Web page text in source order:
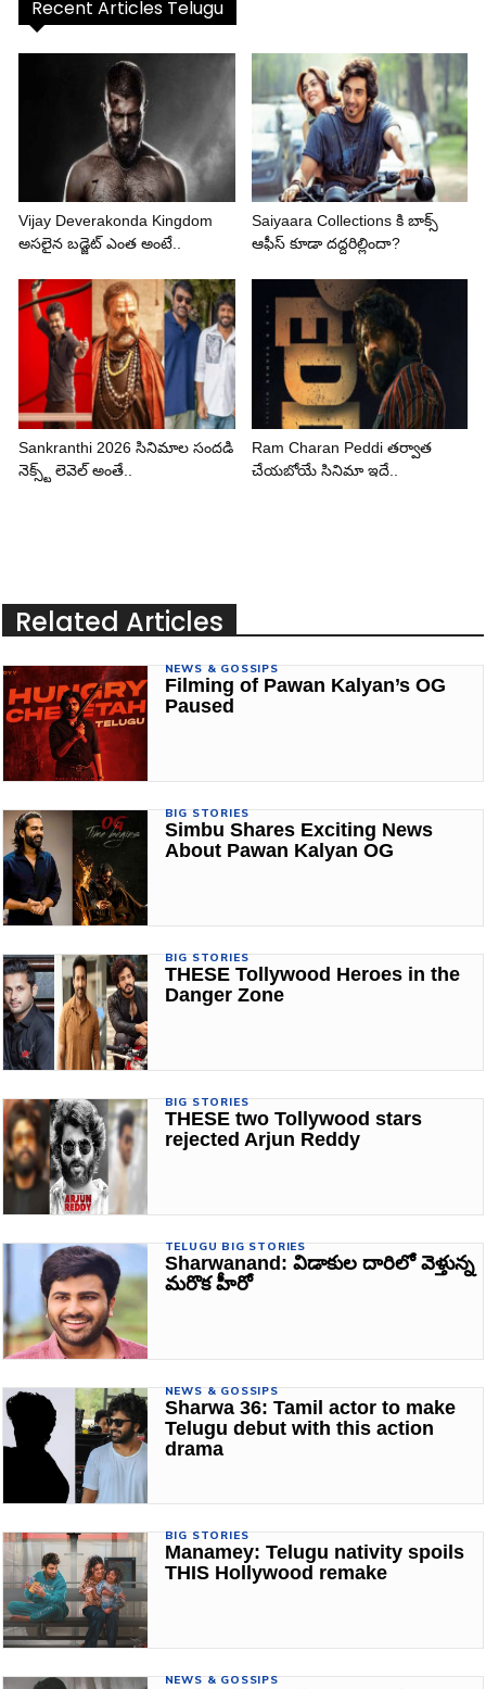
Recent Articles Telugu
Vijay Deverakonda Kingdom
అసలైన బడ్జెట్ ఎంత అంటే..
Saiyaara Collections కి బాక్స్
ఆఫీస్ కూడా దద్దరిల్లిందా?
Sankranthi 2026 సినిమాల సందడి
నెక్స్ట్ లెవెల్ అంతే..
Ram Charan Peddi తర్వాత
చేయబోయే సినిమా ఇదే..
Related Articles
NEWS & GOSSIPS
Filming of Pawan Kalyan’s OG
Paused
BIG STORIES
Simbu Shares Exciting News
About Pawan Kalyan OG
BIG STORIES
THESE Tollywood Heroes in the
Danger Zone
BIG STORIES
THESE two Tollywood stars
rejected Arjun Reddy
TELUGU BIG STORIES
Sharwanand: విడాకుల దారిలో వెళ్తున్న
మరొక హీరో
NEWS & GOSSIPS
Sharwa 36: Tamil actor to make
Telugu debut with this action
drama
BIG STORIES
Manamey: Telugu nativity spoils
THIS Hollywood remake
NEWS & GOSSIPS